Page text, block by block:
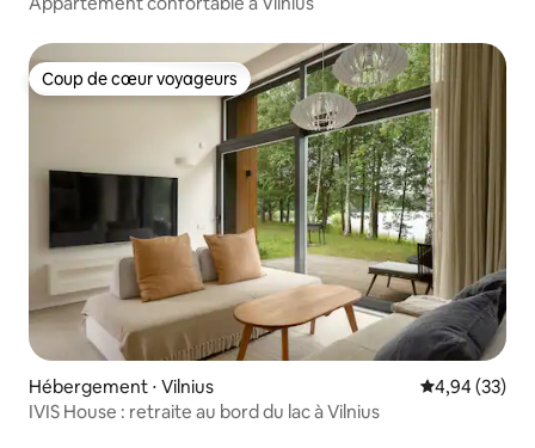
Coup de cœur voyageurs
Coup de cœur voyageurs
Hébergement ⋅ Vilnius Évaluation
4,94 (33)
IVIS House : retraite au bord du lac à Vilnius